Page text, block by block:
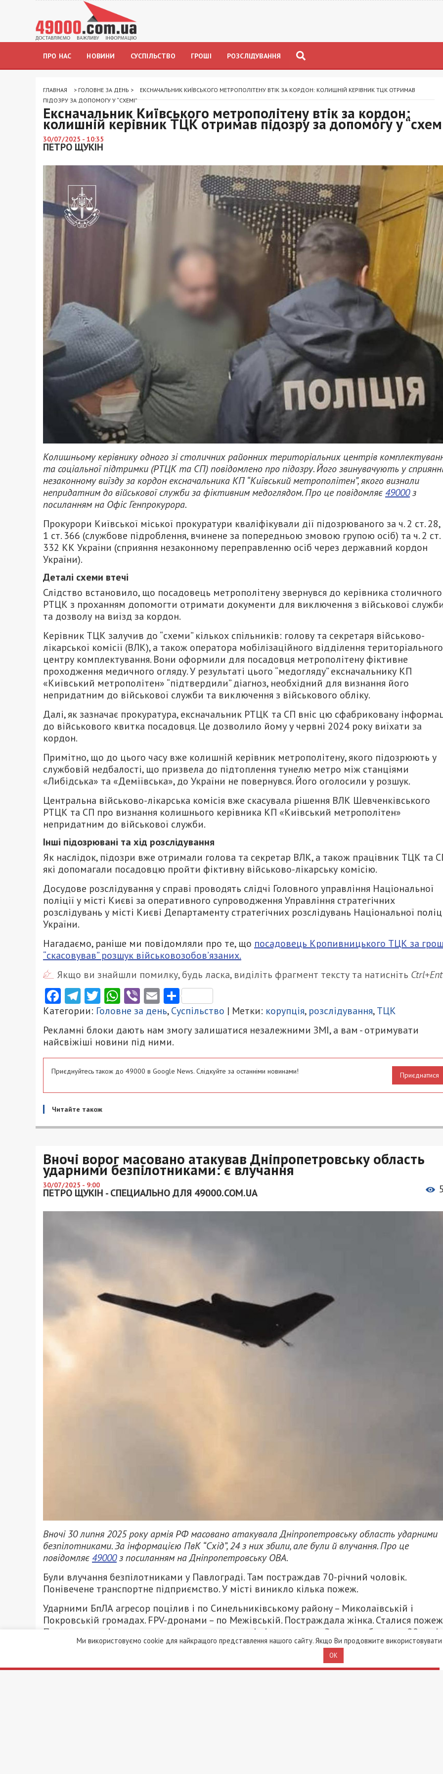
ПРО НАС НОВИНИ СУСПІЛЬСТВО ГРОШІ РОЗСЛІДУВАННЯ
ГЛАВНАЯ > ГОЛОВНЕ ЗА ДЕНЬ >
ЕКСНАЧАЛЬНИК КИЇВСЬКОГО МЕТРОПОЛІТЕНУ ВТІК ЗА КОРДОН: КОЛИШНІЙ КЕРІВНИК ТЦК ОТРИМАВ
ПІДОЗРУ ЗА ДОПОМОГУ У “СХЕМІ”
Ексначальник Київського метрополітену втік за кордон:
колишній керівник ТЦК отримав підозру за допомогу у
30/07/2025 - 10:35
ПЕТРО ЩУКІН
Колишньому керівнику одного зі столичних районних територіальних центрів
та соціальної підтримки (РТЦК та СП) повідомлено про підозру. Його звинувачують у
незаконному виїзду за кордон ексначальника КП “Київський метрополітен”, якого визнали
непридатним до військової служби за фіктивним медоглядом. Про це повідомляє49000з
посиланням на Офіс Генпрокурора.
Прокурори Київської міської прокуратури кваліфікували дії підозрюваного за ч. 2 ст. 28,
1 ст. 366 (службове підроблення, вчинене за попередньою змовою групою осіб) та ч. 2 ст.
332 КК України (сприяння незаконному переправленню осіб через державний кордон
України).
Деталі схеми втечі
Слідство встановило, що посадовець метрополітену звернувся до керівника столичного
РТЦК з проханням допомогти отримати документи для виключення з військової
та дозволу на виїзд за кордон.
Керівник ТЦК залучив до “схеми” кількох спільників: голову та секретаря військово-
лікарської комісії (ВЛК), а також оператора мобілізаційного відділення територіального
центру комплектування. Вони оформили для посадовця метрополітену фіктивне
проходження медичного огляду. У результаті цього “медогляду” ексначальнику КП
«Київський метрополітен» “підтвердили” діагноз, необхідний для визнання його
непридатним до військової служби та виключення з військового обліку.
Далі, як зазначає прокуратура, ексначальник РТЦК та СП вніс цю сфабриковану
до військового квитка посадовця. Це дозволило йому у червні 2024 року виїхати за
кордон.
Примітно, що до цього часу вже колишній керівник метрополітену, якого підозрюють у
службовій недбалості, що призвела до підтоплення тунелю метро між станціями
«Либідська» та «Деміївська», до України не повернувся. Його оголосили у розшук.
Центральна військово-лікарська комісія вже скасувала рішення ВЛК Шевченківського
РТЦК та СП про визнання колишнього керівника КП «Київський метрополітен»
непридатним до військової служби.
Інші підозрювані та хід розслідування
Як наслідок, підозри вже отримали голова та секретар ВЛК, а також працівник ТЦК та
які допомагали посадовцю пройти фіктивну військово-лікарську комісію.
Досудове розслідування у справі проводять слідчі Головного управління Національної
поліції у місті Києві за оперативного супроводження Управління стратегічних
розслідувань у місті Києві Департаменту стратегічних розслідувань Національної
України.
Нагадаємо, раніше ми повідомляли про те, що посадовець Кропивницького ТЦК за
“скасовував” розшук військовозобов’язаних.
Якщо ви знайшли помилку, будь ласка, виділіть фрагмент тексту та натисніть
Facebook
Telegram
Twitter
WhatsApp
ViberEmailПоділитися
Категории: Головне за день,Суспільство | Метки: корупція, розслідування,ТЦК
Рекламні блоки дають нам змогу залишатися незалежними ЗМІ, а вам - отримувати
найсвіжіші новини під ними.
Приєднуйтесь також до 49000 в Google News. Слідкуйте за останніми новинами! Приєднатися
Читайте також
Вночі ворог масовано атакував Дніпропетровську область
ударними безпілотниками: є влучання
30/07/2025 - 9:00
ПЕТРО ЩУКІН - СПЕЦИАЛЬНО ДЛЯ 49000.COM.UA
Вночі 30 липня 2025 року армія РФ масовано атакувала Дніпропетровську область ударними
безпілотниками. За інформацією ПвК “Схід”, 24 з них збили, але були й влучання. Про це
повідомляє49000з посиланням на Дніпропетровську ОВА.
Були влучання безпілотниками у Павлограді. Там постраждав 70-річний чоловік.
Понівечене транспортне підприємство. У місті виникло кілька пожеж.
Ударними БпЛА агресор поцілив і по Синельниківському району – Миколаївській і
Покровській громадах. FPV-дронами – по Межівській. Постраждала жінка. Сталися
Пошкоджене сільськогосподарське та приватні підприємства. Загинули близько 20
худоби. Знищені 5 авто.
Продовжувалися удари по Нікопольському району. Противник застосовував
Ми використовуємо cookie для найкращого представлення нашого сайту. Якщо Ви продовжите
OK